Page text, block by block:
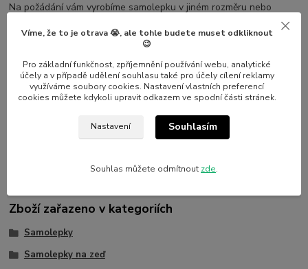
Na požádání vám vyrobíme samolepku v jiném rozměru nebo
Parametry
Nalepshop
Vinylová samolepka
Zboží zařazeno v kategoriích
Samolepky
Samolepky na zeď
Víme, že to je otrava 😭, ale tohle budete muset odkliknout
😉
Pro základní funkčnost, zpříjemnění používání webu, analytické
účely a v případě udělení souhlasu také pro účely cílení reklamy
využíváme soubory cookies. Nastavení vlastních preferencí
cookies můžete kdykoli upravit odkazem ve spodní části stránek.
Nastavení Souhlasím
Souhlas můžete odmítnout zde.